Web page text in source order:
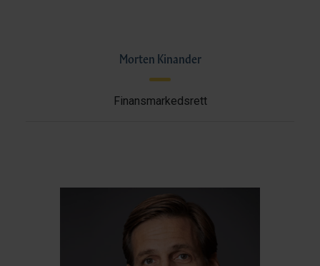
Morten Kinander
Finansmarkedsrett